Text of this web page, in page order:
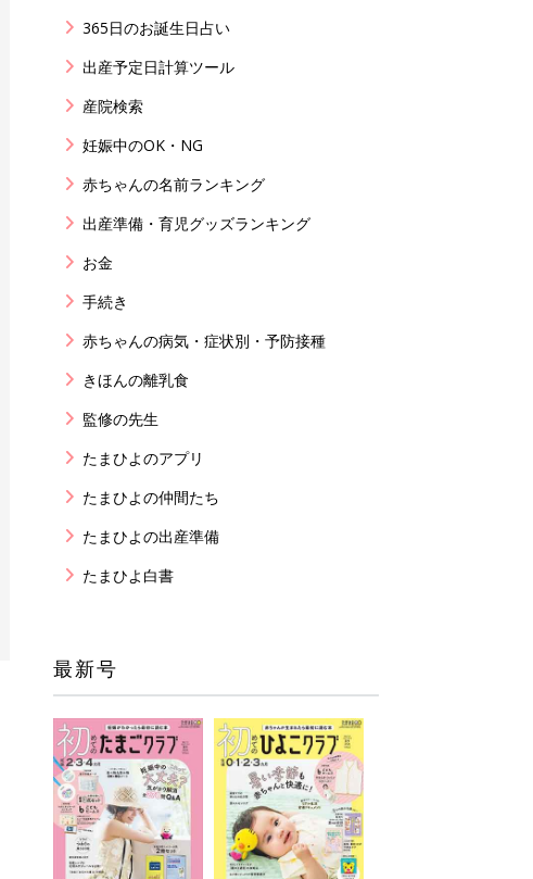
365日のお誕生日占い
出産予定日計算ツール
産院検索
妊娠中のOK・NG
赤ちゃんの名前ランキング
出産準備・育児グッズランキング
お金
手続き
赤ちゃんの病気・症状別・予防接種
きほんの離乳食
監修の先生
たまひよのアプリ
たまひよの仲間たち
たまひよの出産準備
たまひよ白書
最新号